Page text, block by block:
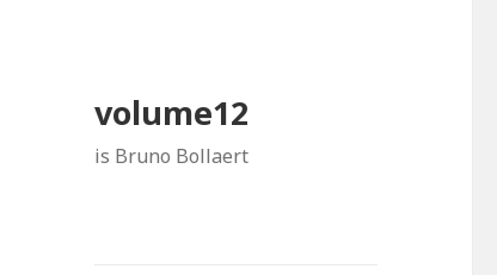
volume12
is Bruno Bollaert